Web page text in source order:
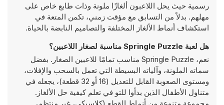
رسمية حيث يحل اللاعبون ألغازًا ملونة وذات طابع خاص على
مهلهم. بدلاً من التسابق مع مؤقت زمني، تكمن المتعة في
استكشاف أنماط الألغاز المختلفة والتصاميم النابضة بالحياة.
هل لعبة Springle Puzzle مناسبة لصغار اللاعبين؟
نعم، Springle Puzzle مناسب تمامًا للاعبين الصغار. بفضل
سماته الملونة، وآلياته البسيطة التي تعمل بالسحب والإفلات،
ومستوى الصعوبة القابل للتعديل (16 أو 32 قطعة)، يجعله في
متناول الأطفال الذين بدأوا للتو في تعلم كيفية حل الألغاز.